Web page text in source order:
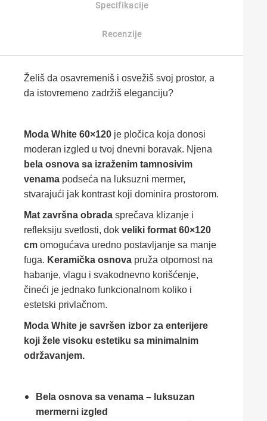
Specifikacije
Recenzije
Želiš da osavremeniš i osvežiš svoj prostor, a
da istovremeno zadržiš eleganciju?
Moda White 60×120 je pločica koja donosi
moderan izgled u tvoj dnevni boravak. Njena
bela osnova sa izraženim tamnosivim
venama podseća na luksuzni mermer,
stvarajući jak kontrast koji dominira prostorom.
Mat završna obrada sprečava klizanje i
refleksiju svetlosti, dok veliki format 60×120
cm omogućava uredno postavljanje sa manje
fuga. Keramička osnova pruža otpornost na
habanje, vlagu i svakodnevno korišćenje,
čineći je jednako funkcionalnom koliko i
estetski privlačnom.
Moda White je savršen izbor za enterijere
koji žele visoku estetiku sa minimalnim
održavanjem.
Bela osnova sa venama – luksuzan
mermerni izgled